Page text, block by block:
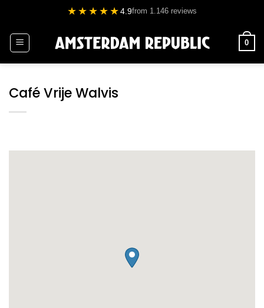
inhoud
★★★★★4.9from 1.146 reviews
0
Café Vrije Walvis